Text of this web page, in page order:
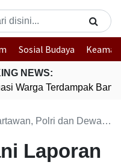
Sosial Budaya
NEWS:
Warga Terdampak Banjir
dan Dewan Pers Sepakati PKS
Laporan